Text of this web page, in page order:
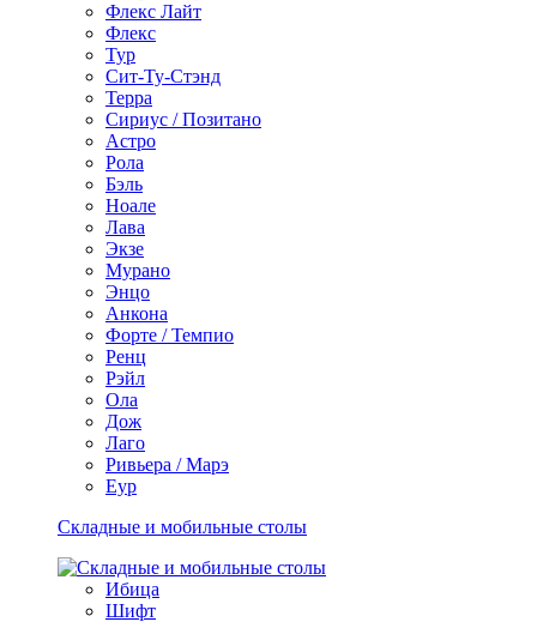
Флекс Лайт
Флекс
Тур
Сит-Ту-Стэнд
Терра
Сириус / Позитано
Астро
Рола
Бэль
Ноале
Лава
Экзе
Мурано
Энцо
Анкона
Форте / Темпио
Ренц
Рэйл
Ола
Дож
Лаго
Ривьера / Марэ
Еур
Складные и мобильные столы
Ибица
Шифт